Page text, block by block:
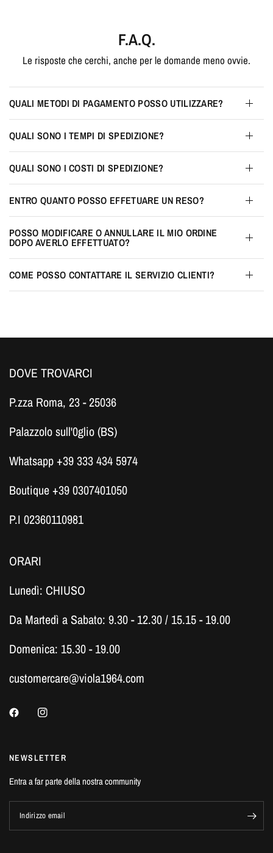
F.A.Q.
Le risposte che cerchi, anche per le domande meno ovvie.
QUALI METODI DI PAGAMENTO POSSO UTILIZZARE?
QUALI SONO I TEMPI DI SPEDIZIONE?
QUALI SONO I COSTI DI SPEDIZIONE?
ENTRO QUANTO POSSO EFFETUARE UN RESO?
POSSO MODIFICARE O ANNULLARE IL MIO ORDINE
DOPO AVERLO EFFETTUATO?
COME POSSO CONTATTARE IL SERVIZIO CLIENTI?
DOVE TROVARCI
P.zza Roma, 23 - 25036
Palazzolo sull'0glio (BS)
Whatsapp +39 333 434 5974
Boutique +39 0307401050
P.I 02360110981
ORARI
Lunedì: CHIUSO
Da Martedì a Sabato: 9.30 - 12.30 / 15.15 - 19.00
Domenica: 15.30 - 19.00
customercare@viola1964.com
NEWSLETTER
Entra a far parte della nostra community
Indirizzo email